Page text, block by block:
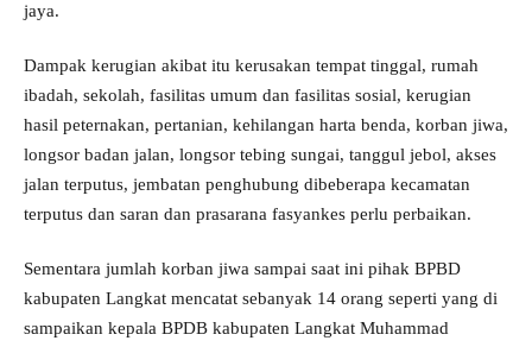
jaya.
Dampak kerugian akibat itu kerusakan tempat tinggal, rumah
ibadah, sekolah, fasilitas umum dan fasilitas sosial, kerugian
hasil peternakan, pertanian, kehilangan harta benda, korban jiwa,
longsor badan jalan, longsor tebing sungai, tanggul jebol, akses
jalan terputus, jembatan penghubung dibeberapa kecamatan
terputus dan saran dan prasarana fasyankes perlu perbaikan.
Sementara jumlah korban jiwa sampai saat ini pihak BPBD
kabupaten Langkat mencatat sebanyak 14 orang seperti yang di
sampaikan kepala BPDB kabupaten Langkat Muhammad